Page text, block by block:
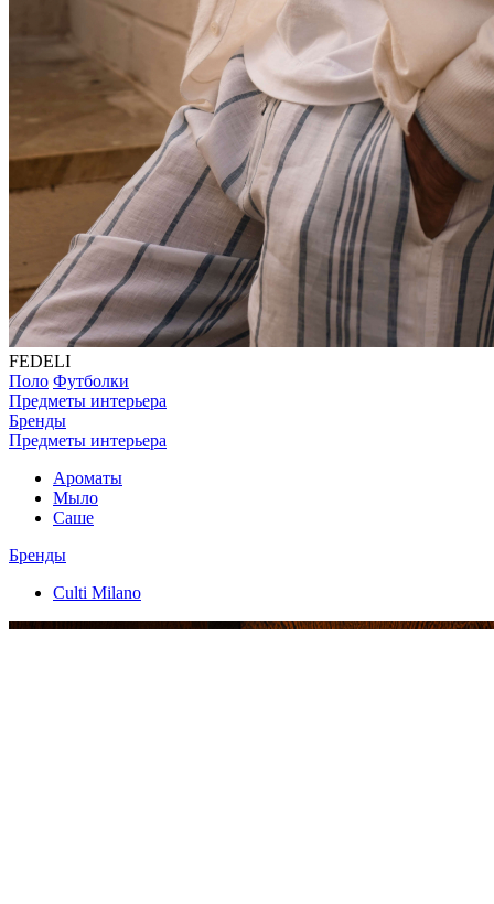
FEDELI
Поло Футболки
Предметы интерьера
Бренды
Предметы интерьера
Ароматы
Мыло
Саше
Бренды
Culti Milano